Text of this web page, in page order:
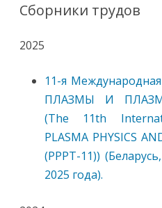
Сборники трудов
2025
11-я
ПЛАЗМЫ И
(The 11th
PLASMA PHYSICS
(PPPT-11))
2025 года).